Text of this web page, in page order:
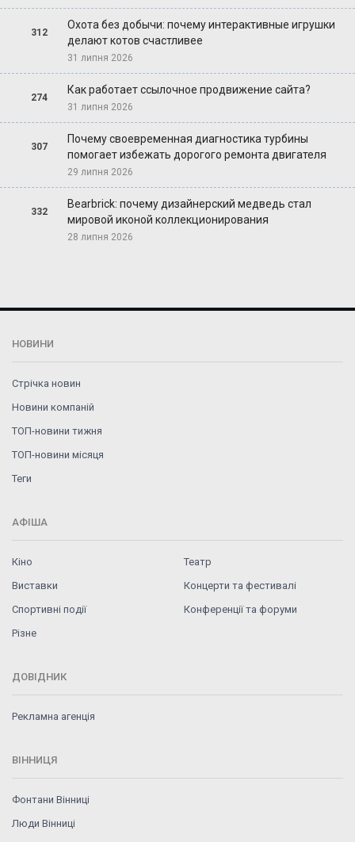
312
Охота без добычи: почему интерактивные игрушки
делают котов счастливее
31 липня 2026
274
Как работает ссылочное продвижение сайта?
31 липня 2026
307
Почему своевременная диагностика турбины
помогает избежать дорогого ремонта двигателя
29 липня 2026
332
Bearbrick: почему дизайнерский медведь стал
мировой иконой коллекционирования
28 липня 2026
НОВИНИ
Стрічка новин
Новини компаній
ТОП-новини тижня
ТОП-новини місяця
Теги
АФІША
Кіно
Театр
Виставки
Концерти та фестивалі
Спортивні події
Конференції та форуми
Різне
ДОВІДНИК
Рекламна агенція
ВІННИЦЯ
Фонтани Вінниці
Люди Вінниці